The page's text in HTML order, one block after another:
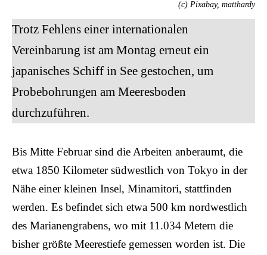
(c) Pixabay, matthardy
Trotz Fehlens einer internationalen
Vereinbarung ist am Montag erneut ein
japanisches Schiff in See gestochen, um
Probebohrungen am Meeresboden
durchzuführen.
Bis Mitte Februar sind die Arbeiten anberaumt, die
etwa 1850 Kilometer südwestlich von Tokyo in der
Nähe einer kleinen Insel, Minamitori, stattfinden
werden. Es befindet sich etwa 500 km nordwestlich
des Marianengrabens, wo mit 11.034 Metern die
bisher größte Meerestiefe gemessen worden ist. Die